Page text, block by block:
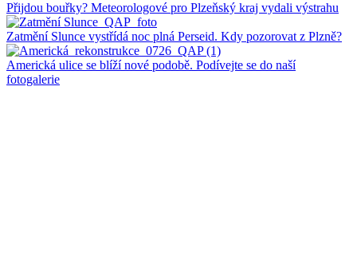
Přijdou bouřky? Meteorologové pro Plzeňský kraj vydali výstrahu
Zatmění Slunce vystřídá noc plná Perseid. Kdy pozorovat z Plzně?
Americká ulice se blíží nové podobě. Podívejte se do naší
fotogalerie